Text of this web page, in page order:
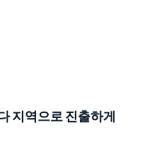
지역으로 진출하게